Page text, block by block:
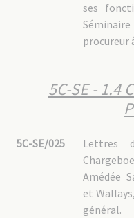
ses
procureur
5C-SE - 1.4
5C-SE/025
Lettres
Amédée
et
général.